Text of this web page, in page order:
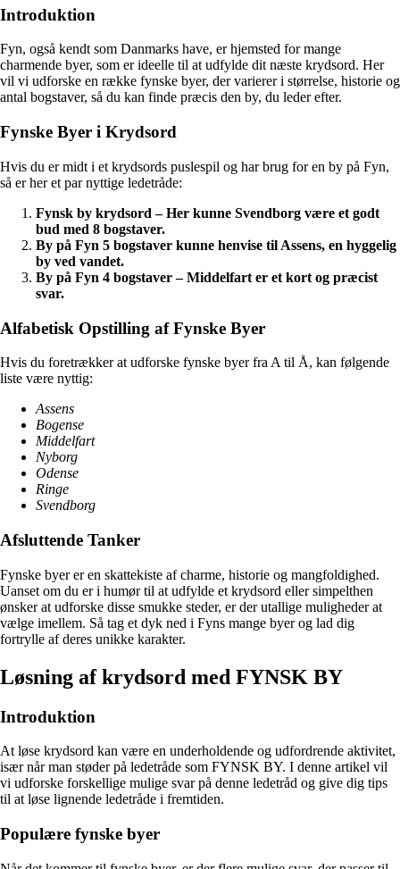
Introduktion
Fyn, også kendt som Danmarks have, er hjemsted for mange
charmende byer, som er ideelle til at udfylde dit næste krydsord. Her
vil vi udforske en række fynske byer, der varierer i størrelse, historie og
antal bogstaver, så du kan finde præcis den by, du leder efter.
Fynske Byer i Krydsord
Hvis du er midt i et krydsords puslespil og har brug for en by på Fyn,
så er her et par nyttige ledetråde:
Fynsk by krydsord – Her kunne Svendborg være et godt
bud med 8 bogstaver.
By på Fyn 5 bogstaver kunne henvise til Assens, en hyggelig
by ved vandet.
By på Fyn 4 bogstaver – Middelfart er et kort og præcist
svar.
Alfabetisk Opstilling af Fynske Byer
Hvis du foretrækker at udforske fynske byer fra A til Å, kan følgende
liste være nyttig:
Assens
Bogense
Middelfart
Nyborg
Odense
Ringe
Svendborg
Afsluttende Tanker
Fynske byer er en skattekiste af charme, historie og mangfoldighed.
Uanset om du er i humør til at udfylde et krydsord eller simpelthen
ønsker at udforske disse smukke steder, er der utallige muligheder at
vælge imellem. Så tag et dyk ned i Fyns mange byer og lad dig
fortrylle af deres unikke karakter.
Løsning af krydsord med FYNSK BY
Introduktion
At løse krydsord kan være en underholdende og udfordrende aktivitet,
især når man støder på ledetråde som FYNSK BY. I denne artikel vil
vi udforske forskellige mulige svar på denne ledetråd og give dig tips
til at løse lignende ledetråde i fremtiden.
Populære fynske byer